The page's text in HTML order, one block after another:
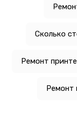
Сколько
Ремонт
Ремонт